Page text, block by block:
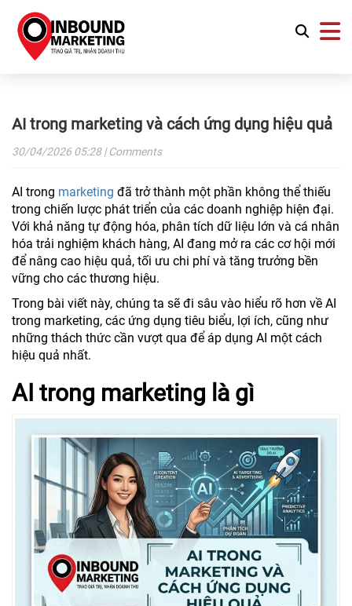
AI trong marketing và cách ứng dụng hiệu quả
30/04/2026 05:28| Comments
AI trong marketing đã trở thành một phần không thể thiếu
trong chiến lược phát triển của các doanh nghiệp hiện đại.
Với khả năng tự động hóa, phân tích dữ liệu lớn và cá nhân
hóa trải nghiệm khách hàng, AI đang mở ra các cơ hội mới
để nâng cao hiệu quả, tối ưu chi phí và tăng trưởng bền
vững cho các thương hiệu.
Trong bài viết này, chúng ta sẽ đi sâu vào hiểu rõ hơn về AI
trong marketing, các ứng dụng tiêu biểu, lợi ích, cũng như
những thách thức cần vượt qua để áp dụng AI một cách
hiệu quả nhất.
AI trong marketing là gì